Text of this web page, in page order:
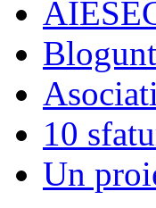
10
Un